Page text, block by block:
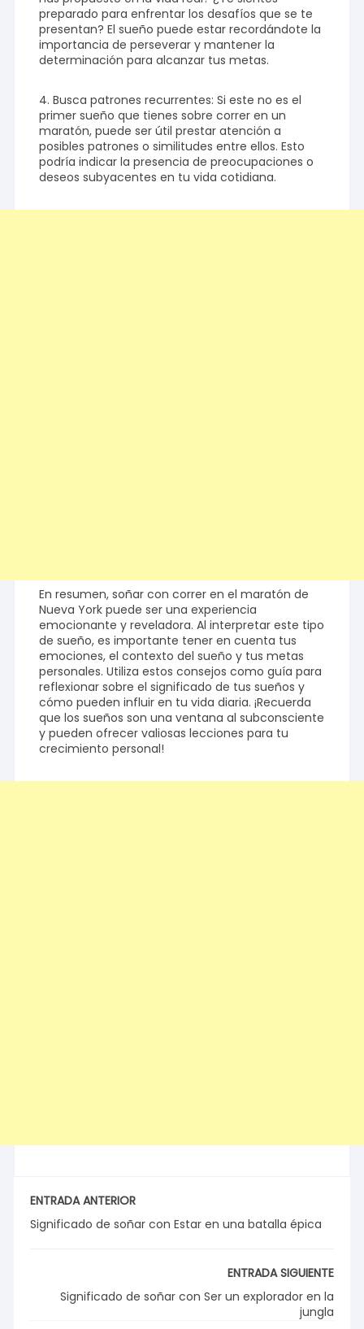
preparado para enfrentar los desafíos que se te
presentan? El sueño puede estar recordándote la
importancia de perseverar y mantener la
determinación para alcanzar tus metas.
4. Busca patrones recurrentes: Si este no es el
primer sueño que tienes sobre correr en un
maratón, puede ser útil prestar atención a
posibles patrones o similitudes entre ellos. Esto
podría indicar la presencia de preocupaciones o
deseos subyacentes en tu vida cotidiana.
En resumen, soñar con correr en el maratón de
Nueva York puede ser una experiencia
emocionante y reveladora. Al interpretar este tipo
de sueño, es importante tener en cuenta tus
emociones, el contexto del sueño y tus metas
personales. Utiliza estos consejos como guía para
reflexionar sobre el significado de tus sueños y
cómo pueden influir en tu vida diaria. ¡Recuerda
que los sueños son una ventana al subconsciente
y pueden ofrecer valiosas lecciones para tu
crecimiento personal!
ENTRADA ANTERIOR
Significado de soñar con Estar en una batalla épica
ENTRADA SIGUIENTE
Significado de soñar con Ser un explorador en la
jungla